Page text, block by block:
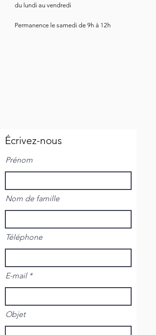
du lundi au vendredi
Permanence le samedi de 9h à 12h
Écrivez-nous
Prénom
Nom de famille
Téléphone
E-mail
Objet